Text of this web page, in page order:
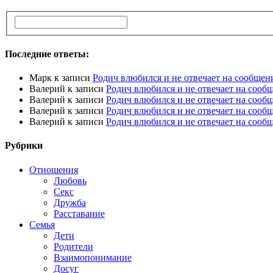
Последние ответы:
Марк к записи Родич влюбился и не отвечает на
Валерий к записи Родич влюбился и не отвечает на
Валерий к записи Родич влюбился и не отвечает на
Валерий к записи Родич влюбился и не отвечает на
Валерий к записи Родич влюбился и не отвечает на
Рубрики
Отношения
Любовь
Секс
Дружба
Расставание
Семья
Дети
Родители
Взаимопонимание
Досуг